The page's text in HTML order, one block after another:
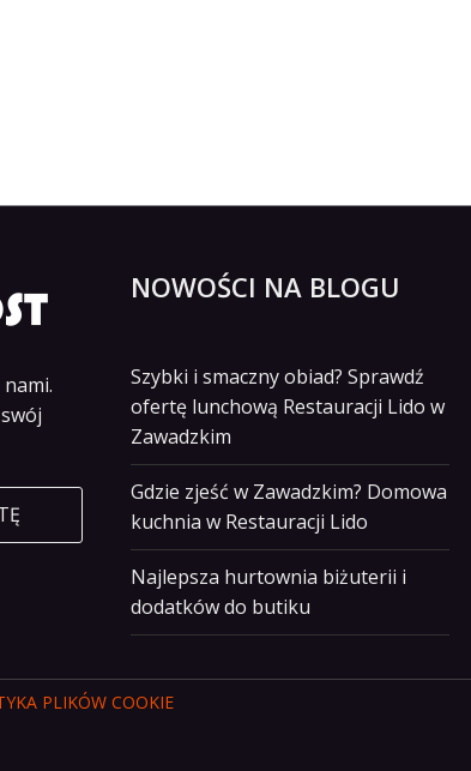
NOWOŚCI NA BLOGU
Szybki i smaczny obiad? Sprawdź
ofertę lunchową Restauracji Lido w
Zawadzkim
Gdzie zjeść w Zawadzkim? Domowa
kuchnia w Restauracji Lido
Najlepsza hurtownia biżuterii i
dodatków do butiku
PLIKÓW COOKIE